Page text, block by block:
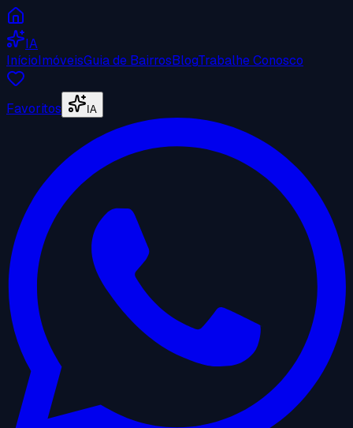
IA
InícioImóveisGuia de BairrosBlogTrabalhe Conosco
Favoritos IA